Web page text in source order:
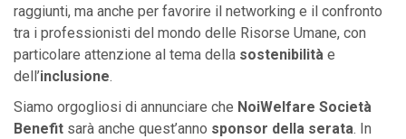
raggiunti, ma anche per favorire il networking e il confronto
tra i professionisti del mondo delle Risorse Umane, con
particolare attenzione al tema della sostenibilità e
dell’inclusione.
Siamo orgogliosi di annunciare che NoiWelfare Società
Benefit sarà anche quest’anno sponsor della serata. In